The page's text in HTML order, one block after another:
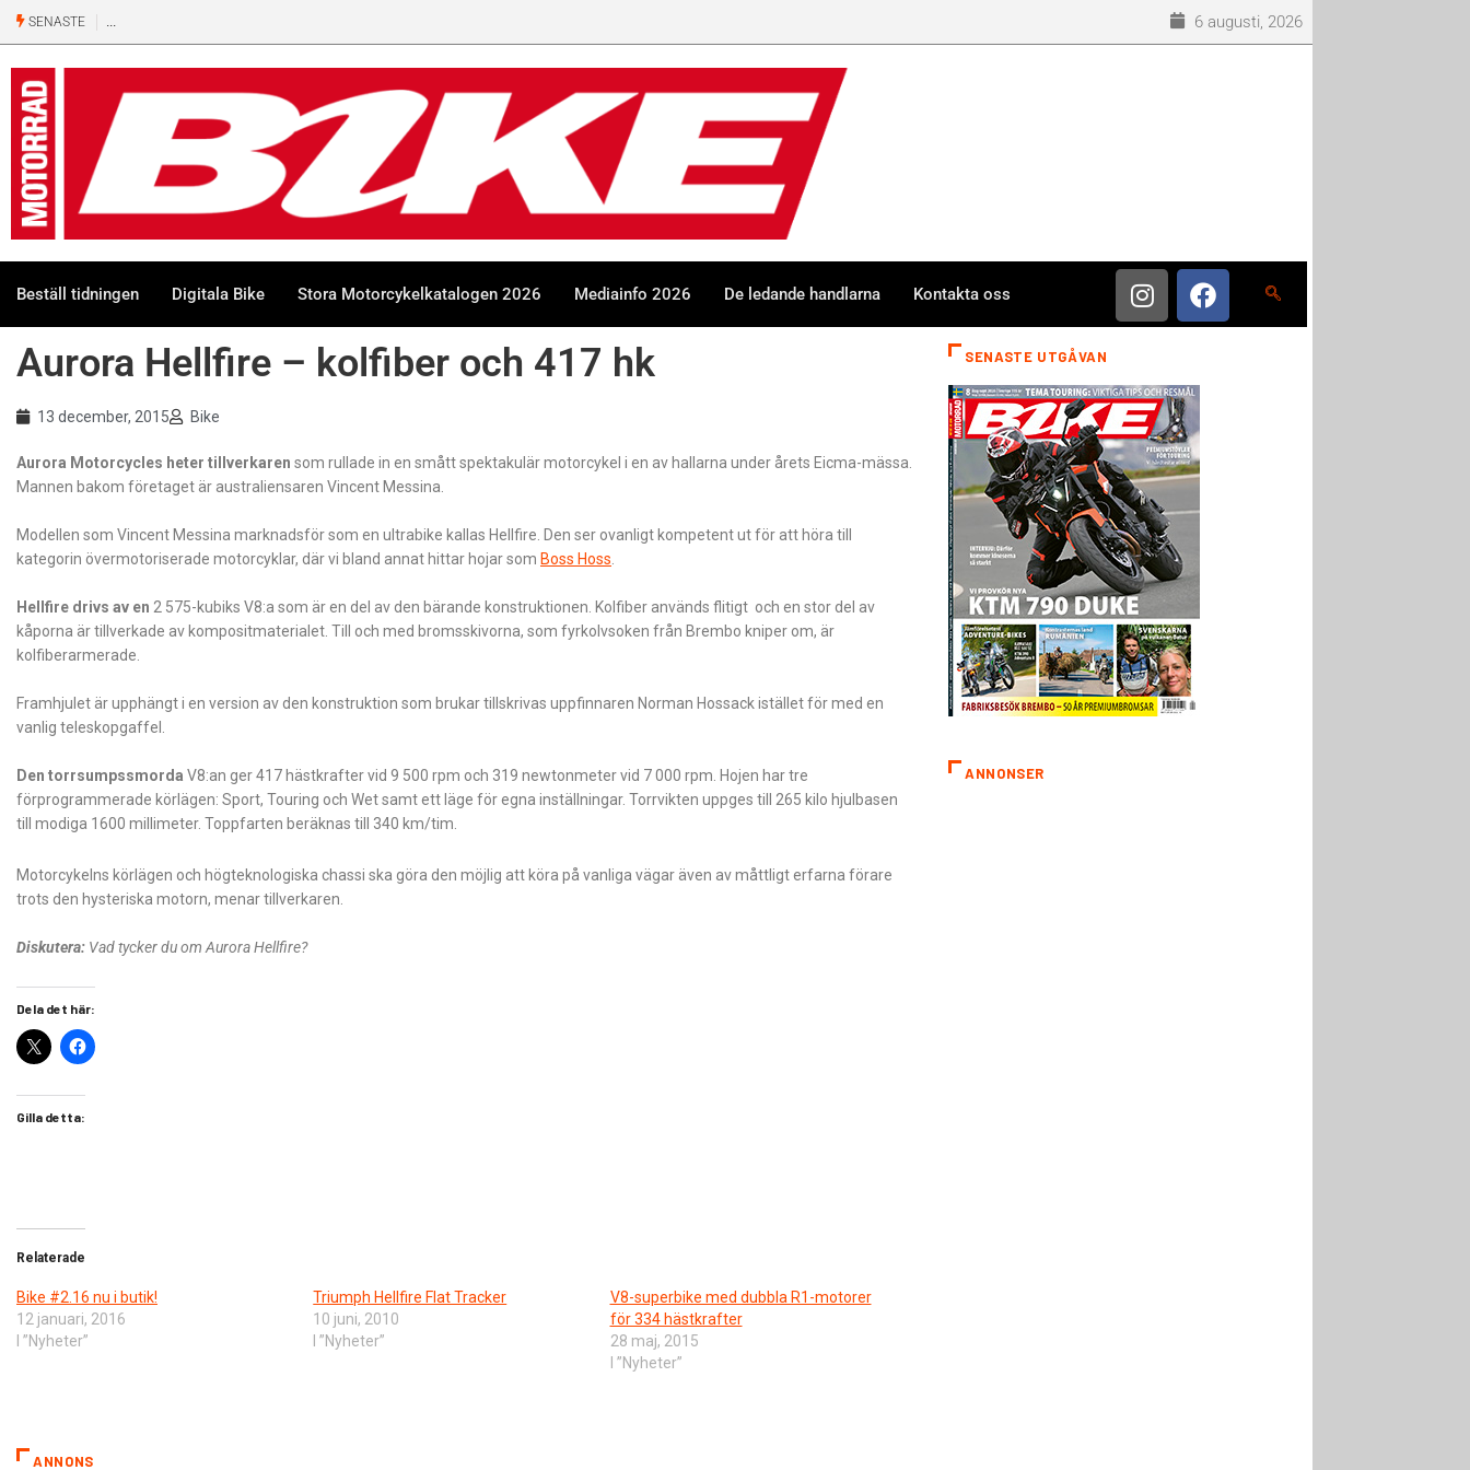
SENASTE 6 augusti, 2026
Beställ tidningen Digitala Bike Stora Motorcykelkatalogen 2026 Mediainfo 2026 De ledande handlarna Kontakta oss
Aurora Hellfire – kolfiber och 417 hk
13 december, 2015 Bike
Aurora Motorcycles heter tillverkaren som rullade in en smått spektakulär motorcykel i en av hallarna under årets Eicma-mässa.
Mannen bakom företaget är australiensaren Vincent Messina.
Modellen som Vincent Messina marknadsför som en ultrabike kallas Hellfire. Den ser ovanligt kompetent ut för att höra till
kategorin övermotoriserade motorcyklar, där vi bland annat hittar hojar som Boss Hoss
Hellfire drivs av en 2 575-kubiks V8:a som är en del av den bärande konstruktionen. Kolfiber används flitigt och en stor del av
kåporna är tillverkade av kompositmaterialet. Till och med bromsskivorna, som fyrkolvsoken från Brembo kniper om, är
kolfiberarmerade.
Framhjulet är upphängt i en version av den konstruktion som brukar tillskrivas uppfinnaren Norman Hossack istället för med en
vanlig teleskopgaffel.
Den torrsumpssmorda V8:an ger 417 hästkrafter vid 9 500 rpm och 319 newtonmeter vid 7 000 rpm. Hojen har tre
förprogrammerade körlägen: Sport, Touring och Wet samt ett läge för egna inställningar. Torrvikten uppges till 265 kilo hjulbasen
till modiga 1600 millimeter. Toppfarten beräknas till 340 km/tim.
Motorcykelns körlägen och högteknologiska chassi ska göra den möjlig att köra på vanliga vägar även av måttligt erfarna förare
trots den hysteriska motorn, menar tillverkaren.
Diskutera: Vad tycker du om Aurora Hellfire?
Dela det här:
Gilla detta:
Relaterade
Bike #2.16 nu i butik!
12 januari, 2016
I ”Nyheter”
Triumph Hellfire Flat Tracker
10 juni, 2010
I ”Nyheter”
V8-superbike med dubbla R1-motorer
för 334 hästkrafter
28 maj, 2015
I ”Nyheter”
ANNONS
SENASTE UTGÅVAN
ANNONSER